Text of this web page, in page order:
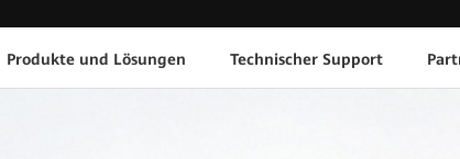
Produkte und Lösungen Technischer Support